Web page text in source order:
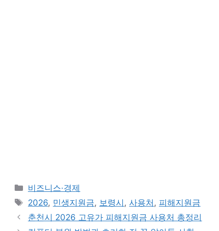
카
테
리
비즈니스·경제
태
그
2026, 민생지원금, 보령시 ,사용처 , 피해지원금
춘천시 2026 고유가 피해지원금 사용처 총정리